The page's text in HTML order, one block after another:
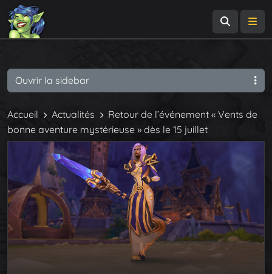
Accueil Actualités
Retour de l’événement « Vents de
bonne aventure mystérieuse » dès le 15 juillet
Ouvrir la sidebar